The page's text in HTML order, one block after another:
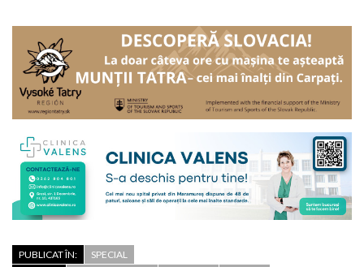
PUBLICAT ÎN:
SPECIAL